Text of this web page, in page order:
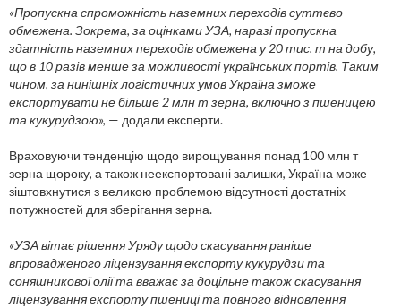
«Пропускна спроможність наземних переходів суттєво
обмежена. Зокрема, за оцінками УЗА, наразі пропускна
здатність наземних переходів обмежена у 20 тис. т на добу,
що в 10 разів менше за можливості українських портів. Таким
чином, за нинішніх логістичних умов Україна зможе
експортувати не більше 2 млн т зерна, включно з пшеницею
та кукурудзою», — додали експерти.
Враховуючи тенденцію щодо вирощування понад 100 млн т
зерна щороку, а також неекспортовані залишки, Україна може
зіштовхнутися з великою проблемою відсутності достатніх
потужностей для зберігання зерна.
«УЗА вітає рішення Уряду щодо скасування раніше
впровадженого ліцензування експорту кукурудзи та
соняшникової олії та вважає за доцільне також скасування
ліцензування експорту пшениці та повного відновлення